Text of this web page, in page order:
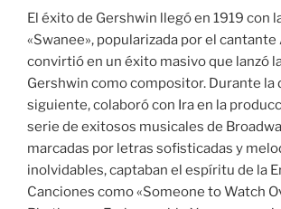
El éxito de Gershwin llegó en 1919 con
«Swanee», popularizada por el cantante
convirtió en un éxito masivo que lanzó
Gershwin como compositor. Durante la
siguiente, colaboró con Ira en la
serie de exitosos musicales de
marcadas por letras sofisticadas y
inolvidables, captaban el espíritu de la
Canciones como «Someone to Watch